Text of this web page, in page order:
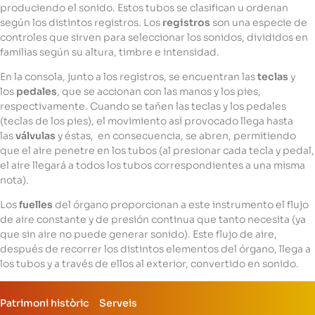
produciendo el sonido. Estos tubos se clasifican u ordenan
según los distintos registros. Los registros son una especie de
controles que sirven para seleccionar los sonidos, divididos en
familias según su altura, timbre e intensidad.
En la consola, junto a los registros, se encuentran lasteclas y
los pedales, que se accionan con las manos y los pies,
respectivamente. Cuando se tañen las teclas y los pedales
(teclas de los pies), el movimiento así provocado llega hasta
lasválvulas y éstas, en consecuencia, se abren, permitiendo
que el aire penetre en los tubos (al presionar cada tecla y pedal,
el aire llegará a todos los tubos correspondientes a una misma
nota).
Losfuelles del órgano proporcionan a este instrumento el flujo
de aire constante y de presión continua que tanto necesita (ya
que sin aire no puede generar sonido). Este flujo de aire,
después de recorrer los distintos elementos del órgano, llega a
los tubos y a través de ellos al exterior, convertido en sonido.
Patrimoni històric Serveis